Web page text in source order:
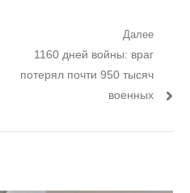
Далее
Следующий
пост:
1160 дней войны: враг
потерял почти 950 тысяч
военных